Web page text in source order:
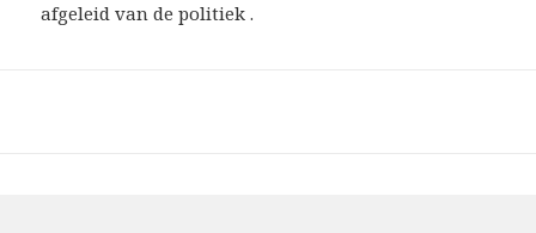
afgeleid van de politiek .